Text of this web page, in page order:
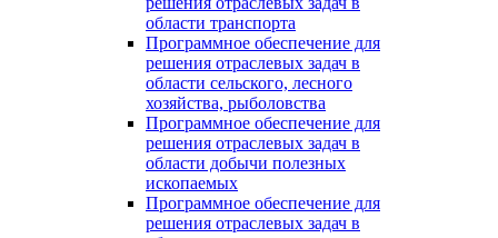
области транспорта
Программное обеспечение для
решения отраслевых задач в
области сельского, лесного
хозяйства, рыболовства
Программное обеспечение для
решения отраслевых задач в
области добычи полезных
ископаемых
Программное обеспечение для
решения отраслевых задач в